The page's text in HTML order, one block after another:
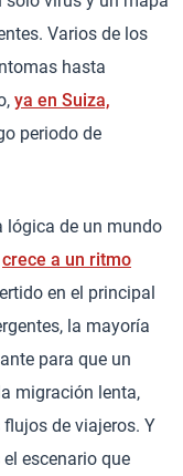
Varios de los
hasta
ya en Suiza,
periodo de
lógica de un mundo
crece a un ritmo
en el principal
la mayoría
para que un
migración lenta,
de viajeros. Y
escenario que